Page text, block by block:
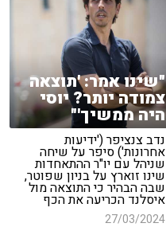
"שינו אמר: 'תוצאה
צמודה יותר? יוסי
היה ממשיך'"
נדב צנציפר ('ידיעות
אחרונות') סיפר על שיחה
שניהל עם יו"ר ההתאחדות
שינו זוארץ על בניון שפוטר,
שבה הבהיר כי התוצאה מול
איסלנד הכריעה את הכף
27/03/2024